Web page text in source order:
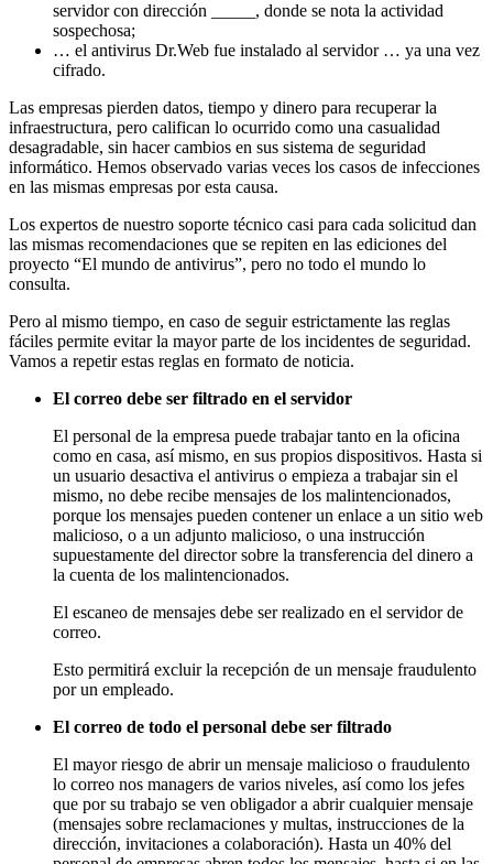
servidor con dirección _____, donde se nota la actividad
sospechosa;
… el antivirus Dr.Web fue instalado al servidor … ya una vez
cifrado.
Las empresas pierden datos, tiempo y dinero para recuperar la
infraestructura, pero califican lo ocurrido como una casualidad
desagradable, sin hacer cambios en sus sistema de seguridad
informático. Hemos observado varias veces los casos de infecciones
en las mismas empresas por esta causa.
Los expertos de nuestro soporte técnico casi para cada solicitud dan
las mismas recomendaciones que se repiten en las ediciones del
proyecto “El mundo de antivirus”, pero no todo el mundo lo
consulta.
Pero al mismo tiempo, en caso de seguir estrictamente las reglas
fáciles permite evitar la mayor parte de los incidentes de seguridad.
Vamos a repetir estas reglas en formato de noticia.
El correo debe ser filtrado en el servidor
El personal de la empresa puede trabajar tanto en la oficina
como en casa, así mismo, en sus propios dispositivos. Hasta si
un usuario desactiva el antivirus o empieza a trabajar sin el
mismo, no debe recibe mensajes de los malintencionados,
porque los mensajes pueden contener un enlace a un sitio web
malicioso, o a un adjunto malicioso, o una instrucción
supuestamente del director sobre la transferencia del dinero a
la cuenta de los malintencionados.
El escaneo de mensajes debe ser realizado en el servidor de
correo.
Esto permitirá excluir la recepción de un mensaje fraudulento
por un empleado.
El correo de todo el personal debe ser filtrado
El mayor riesgo de abrir un mensaje malicioso o fraudulento
lo correo nos managers de varios niveles, así como los jefes
que por su trabajo se ven obligador a abrir cualquier mensaje
(mensajes sobre reclamaciones y multas, instrucciones de la
dirección, invitaciones a colaboración). Hasta un 40% del